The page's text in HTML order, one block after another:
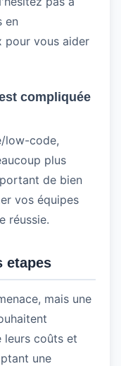
en
pour vous aider
compliquée
low-code,
plus
de bien
vos équipes
réussie.
etapes
mais une
leurs coûts et
une